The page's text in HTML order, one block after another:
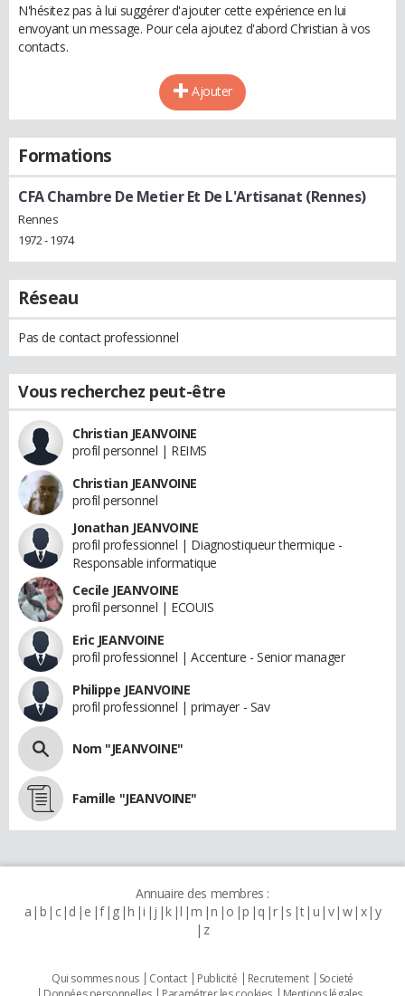
N'hésitez pas à lui suggérer d'ajouter cette expérience en lui
envoyant un message. Pour cela ajoutez d'abord Christian à vos
contacts.
Ajouter
Formations
CFA Chambre De Metier Et De L'Artisanat (Rennes)
Rennes
1972 - 1974
Réseau
Pas de contact professionnel
Vous recherchez peut-être
Christian JEANVOINE
profil personnel | REIMS
Christian JEANVOINE
profil personnel
Jonathan JEANVOINE
profil professionnel | Diagnostiqueur thermique -
Responsable informatique
Cecile JEANVOINE
profil personnel | ECOUIS
Eric JEANVOINE
profil professionnel | Accenture - Senior manager
Philippe JEANVOINE
profil professionnel | primayer - Sav
Nom "JEANVOINE"
Famille "JEANVOINE"
Annuaire des membres :
a b c d e f g h i j k l m n o p q r s t u v w x y
z
Qui sommes nous Contact Publicité Recrutement
Societé